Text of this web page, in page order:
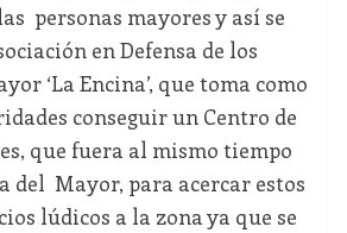
personas mayores y así se
en Defensa de los
‘La Encina’, que toma como
conseguir un Centro de
que fuera al mismo tiempo
del Mayor, para acercar estos
lúdicos a la zona ya que se